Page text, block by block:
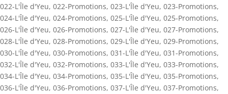
022-L'Île d'Yeu, 022-Promotions, 023-L'Île d'Yeu, 023-Promotions,
024-L'Île d'Yeu, 024-Promotions, 025-L'Île d'Yeu, 025-Promotions,
026-L'Île d'Yeu, 026-Promotions, 027-L'Île d'Yeu, 027-Promotions,
028-L'Île d'Yeu, 028-Promotions, 029-L'Île d'Yeu, 029-Promotions,
030-L'Île d'Yeu, 030-Promotions, 031-L'Île d'Yeu, 031-Promotions,
032-L'Île d'Yeu, 032-Promotions, 033-L'Île d'Yeu, 033-Promotions,
034-L'Île d'Yeu, 034-Promotions, 035-L'Île d'Yeu, 035-Promotions,
036-L'Île d'Yeu, 036-Promotions, 037-L'Île d'Yeu, 037-Promotions,